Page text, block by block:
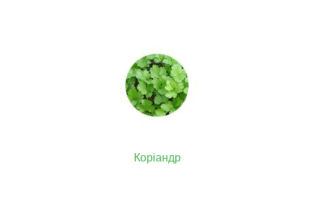
Коріандр